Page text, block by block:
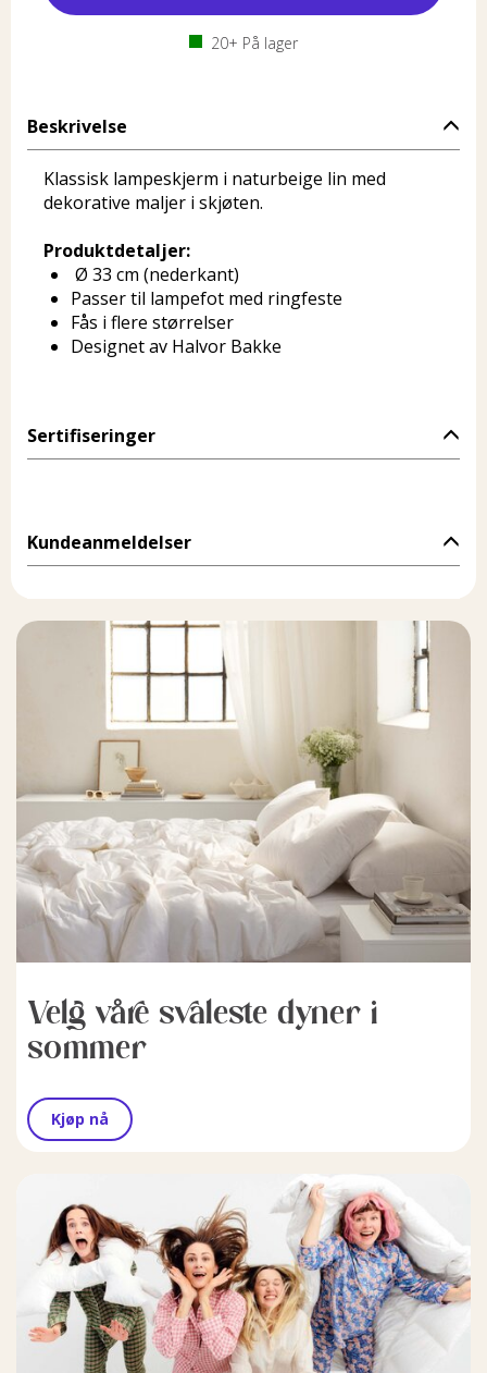
20+ På lager
Beskrivelse
Klassisk lampeskjerm i naturbeige lin med
dekorative maljer i skjøten.
Produktdetaljer:
Ø 33 cm (nederkant)
Passer til lampefot med ringfeste
Fås i flere størrelser
Designet av Halvor Bakke
Sertifiseringer
Kundeanmeldelser
Velg våre svaleste dyner i
sommer
Kjøp nå